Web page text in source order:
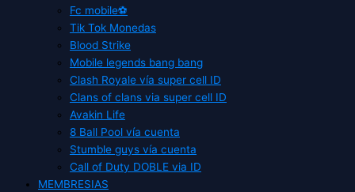
Fc mobile⚽
Tik Tok Monedas
Blood Strike
Mobile legends bang bang
Clash Royale vía super cell ID
Clans of clans via super cell ID
Avakin Life
8 Ball Pool vía cuenta
Stumble guys vía cuenta
Call of Duty DOBLE via ID
MEMBRESIAS